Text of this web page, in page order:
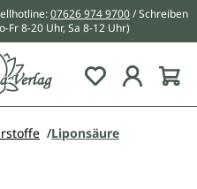
07626 974 9700/ Schreiben
Fr 8-20 Uhr, Sa 8-12 Uhr)
Du hast 0
Liponsäure